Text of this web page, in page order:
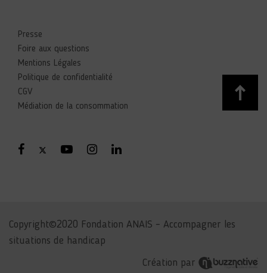
Presse
Foire aux questions
Mentions Légales
Politique de confidentialité
CGV
Médiation de la consommation
Copyright©2020 Fondation ANAIS – Accompagner les
situations de handicap
Création par